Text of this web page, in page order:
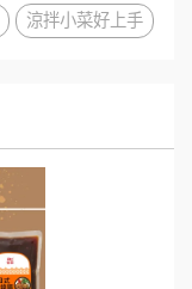
涼拌小菜好上手